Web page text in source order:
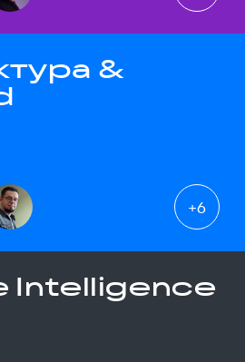
&
+6
Intelligence